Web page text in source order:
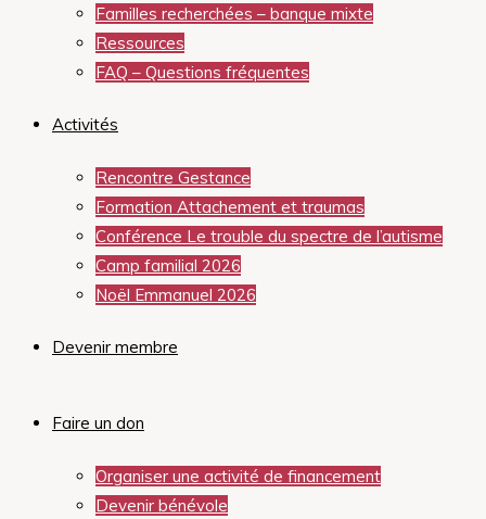
Familles recherchées – banque mixte
Ressources
FAQ – Questions fréquentes
Activités
Rencontre Gestance
Formation Attachement et traumas
Conférence Le trouble du spectre de l’autisme
Camp familial 2026
Noël Emmanuel 2026
Devenir membre
Faire un don
Organiser une activité de financement
Devenir bénévole